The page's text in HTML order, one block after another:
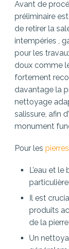
Avant de
préliminaire
de retirer la
intempéries ,
pour les
doux comme
fortement
davantage la
nettoyage
salissure, afin
monument
Pour les
L’eau et
Il est
produits
de la
Un